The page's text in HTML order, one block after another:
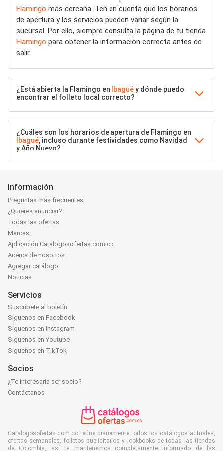
Flamingo más cercana. Ten en cuenta que los horarios
de apertura y los servicios pueden variar según la
sucursal. Por ello, siempre consulta la página de tu tienda
Flamingo para obtener la información correcta antes de
salir.
¿Está abierta la Flamingo en Ibaguéy dónde puedo
encontrar el folleto local correcto?
¿Cuáles son los horarios de apertura de Flamingo en
Ibagué, incluso durante festividades como Navidad
y Año Nuevo?
Información
Preguntas más frecuentes
¿Quieres anunciar?
Todas las ofertas
Marcas
Aplicación Catalogosofertas.com.co
Acerca de nosotros
Agregar catálogo
Noticias
Servicios
Suscríbete al boletín
Síguenos en Facebook
Síguenos en Instagram
Síguenos en Youtube
Síguenos en TikTok
Socios
¿Te interesaría ser socio?
Contáctanos
Catalogosofertas.com.co reúne diariamente todos los catálogos actuales,
ofertas semanales, folletos publicitarios y lookbooks de todas las tiendas
de Colombia, así te mantenemos completamente informado de las